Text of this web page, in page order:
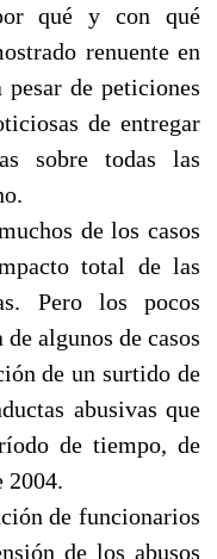
qué y con qué
renuente en
de peticiones
de entregar
sobre todas las
de los casos
total de las
Pero los pocos
algunos de casos
de un surtido de
abusivas que
de tiempo, de
2004.
de funcionarios
de los abusos